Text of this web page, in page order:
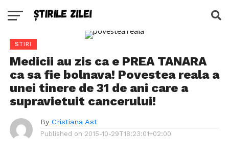
STIRI
Medicii au zis ca e PREA TANARA
ca sa fie bolnava! Povestea reala a
unei tinere de 31 de ani care a
supravietuit cancerului!
By Cristiana Ast
Published on 2015-10-29T18:23:01+02:00